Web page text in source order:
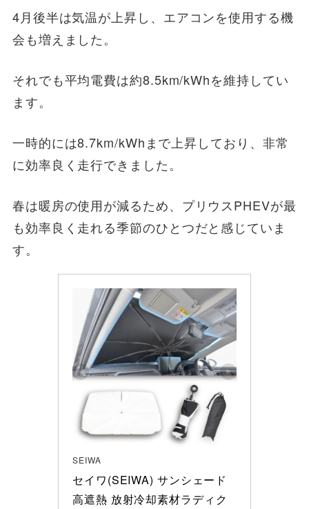
4月後半は気温が上昇し、エアコンを使用する機
会も増えました。
それでも平均電費は約8.5km/kWhを維持してい
ます。
一時的には8.7km/kWhまで上昇しており、非常
に効率良く走行できました。
春は暖房の使用が減るため、プリウスPHEVが最
も効率良く走れる季節のひとつだと感じていま
す。
SEIWA
セイワ(SEIWA) サンシェード
高遮熱 放射冷却素材ラディク